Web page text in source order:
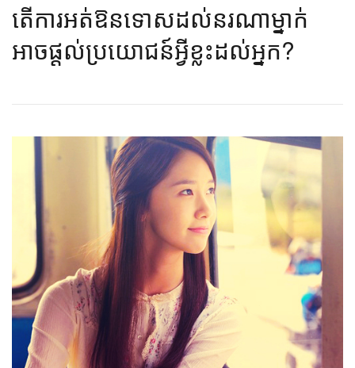
តើ​ការ​អត់ឱន​​ទោស​​ដល់​នរណា​ម្នាក់​ ​​
អាច​ផ្ដល់​ប្រយោជន៍​អ្វី​ខ្លះ​ដល់​អ្នក​?​